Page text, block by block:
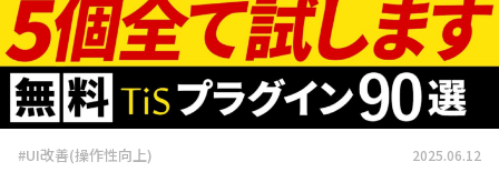
#UI改善(操作性向上) 2025.06.12